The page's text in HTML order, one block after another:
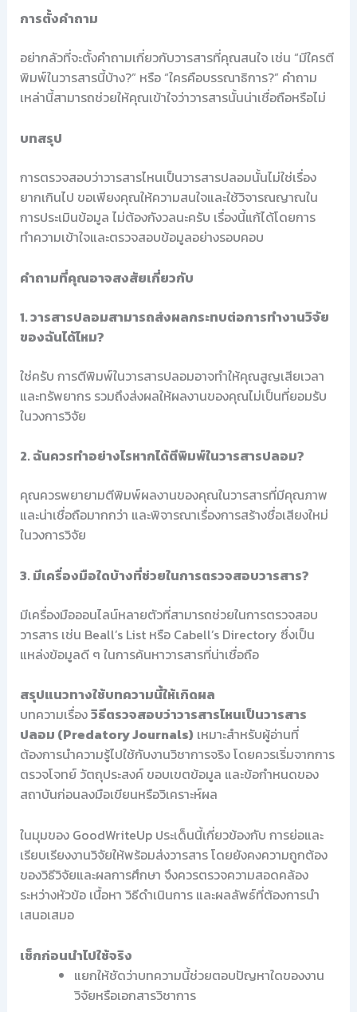
การตั้งคำถาม
อย่ากลัวที่จะตั้งคำถามเกี่ยวกับวารสารที่คุณสนใจ เช่น “มีใครตี
พิมพ์ในวารสารนี้บ้าง?” หรือ “ใครคือบรรณาธิการ?” คำถาม
เหล่านี้สามารถช่วยให้คุณเข้าใจว่าวารสารนั้นน่าเชื่อถือหรือไม่
บทสรุป
การตรวจสอบว่าวารสารไหนเป็นวารสารปลอมนั้นไม่ใช่เรื่อง
ยากเกินไป ขอเพียงคุณให้ความสนใจและใช้วิจารณญาณใน
การประเมินข้อมูล ไม่ต้องกังวลนะครับ เรื่องนี้แก้ได้โดยการ
ทำความเข้าใจและตรวจสอบข้อมูลอย่างรอบคอบ
คำถามที่คุณอาจสงสัยเกี่ยวกับ
1. วารสารปลอมสามารถส่งผลกระทบต่อการทำงานวิจัย
ของฉันได้ไหม?
ใช่ครับ การตีพิมพ์ในวารสารปลอมอาจทำให้คุณสูญเสียเวลา
และทรัพยากร รวมถึงส่งผลให้ผลงานของคุณไม่เป็นที่ยอมรับ
ในวงการวิจัย
2. ฉันควรทำอย่างไรหากได้ตีพิมพ์ในวารสารปลอม?
คุณควรพยายามตีพิมพ์ผลงานของคุณในวารสารที่มีคุณภาพ
และน่าเชื่อถือมากกว่า และพิจารณาเรื่องการสร้างชื่อเสียงใหม่
ในวงการวิจัย
3. มีเครื่องมือใดบ้างที่ช่วยในการตรวจสอบวารสาร?
มีเครื่องมือออนไลน์หลายตัวที่สามารถช่วยในการตรวจสอบ
วารสาร เช่น Beall’s List หรือ Cabell’s Directory ซึ่งเป็น
แหล่งข้อมูลดี ๆ ในการค้นหาวารสารที่น่าเชื่อถือ
สรุปแนวทางใช้บทความนี้ให้เกิดผล
บทความเรื่องวิธีตรวจสอบว่าวารสารไหนเป็นวารสาร
ปลอม (Predatory Journals) เหมาะสำหรับผู้อ่านที่
ต้องการนำความรู้ไปใช้กับงานวิชาการจริง โดยควรเริ่มจากการ
ตรวจโจทย์ วัตถุประสงค์ ขอบเขตข้อมูล และข้อกำหนดของ
สถาบันก่อนลงมือเขียนหรือวิเคราะห์ผล
ในมุมของ GoodWriteUp ประเด็นนี้เกี่ยวข้องกับ การย่อและ
เรียบเรียงงานวิจัยให้พร้อมส่งวารสาร โดยยังคงความถูกต้อง
ของวิธีวิจัยและผลการศึกษา จึงควรตรวจความสอดคล้อง
ระหว่างหัวข้อ เนื้อหา วิธีดำเนินการ และผลลัพธ์ที่ต้องการนำ
เสนอเสมอ
เช็กก่อนนำไปใช้จริง
แยกให้ชัดว่าบทความนี้ช่วยตอบปัญหาใดของงาน
วิจัยหรือเอกสารวิชาการ